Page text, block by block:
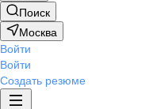
Поиск
Москва
Войти
Войти
Создать резюме